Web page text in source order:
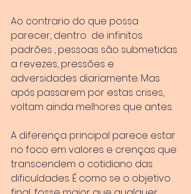
Ao contrario do que possa
parecer, dentro  de infinitos
padrões , pessoas são submetidas
a revezes, pressões e
adversidades diariamente. Mas
após passarem por estas crises,
voltam ainda melhores que antes.
A diferença principal parece estar
no foco em valores e crenças que
transcendem o cotidiano das
dificuldades. É como se o objetivo